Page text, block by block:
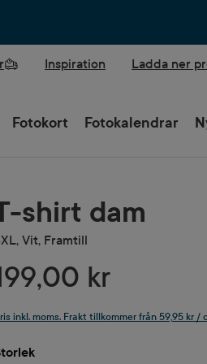
Inspiration Ladda ner
Fotokort Fotokalendrar
shirt dam
Vit, Framtill
kr
inkl. moms. Frakt tillkommer från 59,95 kr /